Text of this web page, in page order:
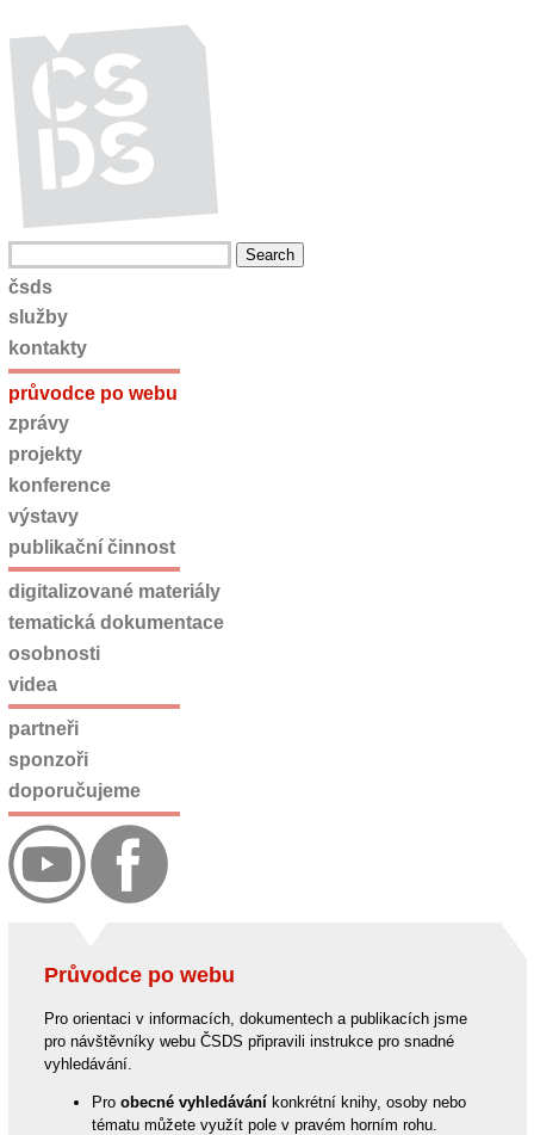
Průvodce po webu
Pro orientaci v informacích, dokumentech a publikacích jsme
pro návštěvníky webu ČSDS připravili instrukce pro snadné
vyhledávání.
Pro obecné vyhledávání konkrétní knihy, osoby nebo
tématu můžete využít pole v pravém horním rohu.
čsds
služby
kontakty
průvodce po webu
zprávy
projekty
konference
výstavy
publikační činnost
digitalizované materiály
tematická dokumentace
osobnosti
videa
partneři
sponzoři
doporučujeme